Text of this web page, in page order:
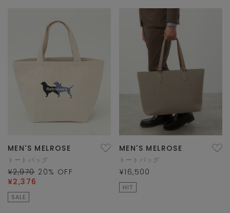
MEN'S MELROSE
トートバッグ
¥2,970 20% OFF
¥2,376
SALE
MEN'S MELROSE
トートバッグ
¥16,500
HIT